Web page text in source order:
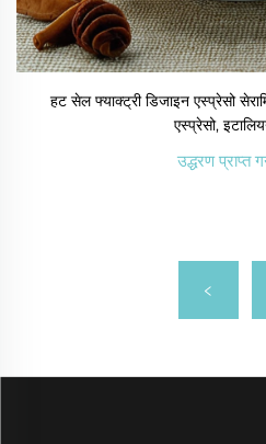
हट सेल फ्याक्ट्री डिजाइन एस्प्रेसो
एस्प्रेसो,
उद्धरण प्राप्त